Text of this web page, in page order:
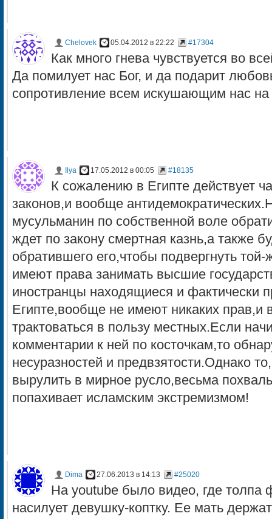
Chelovek 05.04.2012 в 22:22 #17304
Как много гнева чувствуется во
Да помилует нас Бог, и да подарит
сопротивление всем искушающим нас на
Ilya 17.05.2012 в 00:05 #18135
К сожалению в Египте действует
законов,и вообще
мусульманин по собственной воле
ждет по закону смертная казнь,а также
обратившего его,чтобы подвергнуть
имеют права занимать высшие
иностранцы находящиеся и фактически
Египте,вообще не имеют никаких прав,и
трактоваться в пользу местных.Если
комментарии к ней по косточкам,то
несуразностей и предвзятости.Однако
вырулить в мирное русло,весьма
попахивает исламским экстремизмом!
Dima 27.06.2013 в 14:13 #25020
На youtube было видео, где толпа
насилует девушку-коптку. Ее мать